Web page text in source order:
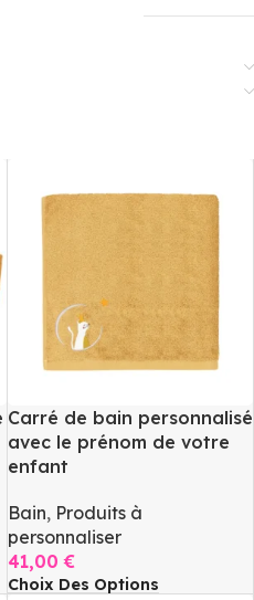
Carré de bain personnalisé
avec le prénom de votre
enfant
Bain, Produits à
personnaliser
41,00€
Choix Des Options